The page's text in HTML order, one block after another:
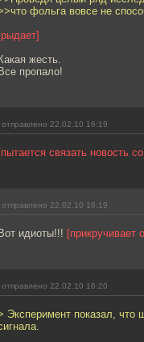
фольга вовсе не
[рыдает]
Какая жесть.
Все пропало!
отправлено 22.02.10 16:19
[пытается связать новость
отправлено 22.02.10 16:19
Вот идиоты!!! [прикручивает
отправлено 22.02.10 16:20
Эксперимент показал, что